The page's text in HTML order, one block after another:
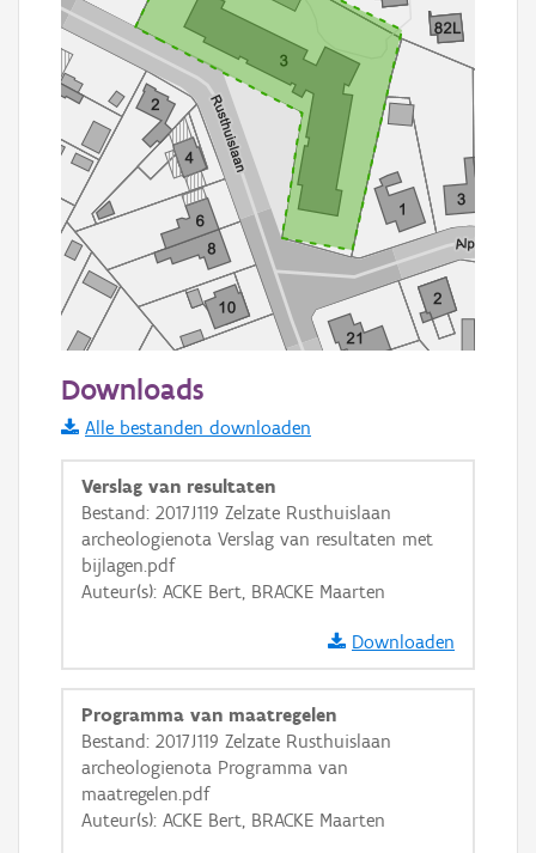
Informatie Vlaanderen
i
+ −
Basis Lagen
OSM-Basiskaart
Ortho
Downloads
Alle bestanden downloaden
Verslag van resultaten
Bestand: 2017J119 Zelzate Rusthuislaan
archeologienota Verslag van resultaten met
bijlagen.pdf
Auteur(s): ACKE Bert, BRACKE Maarten
Downloaden
Programma van maatregelen
Bestand: 2017J119 Zelzate Rusthuislaan
archeologienota Programma van
maatregelen.pdf
Auteur(s): ACKE Bert, BRACKE Maarten